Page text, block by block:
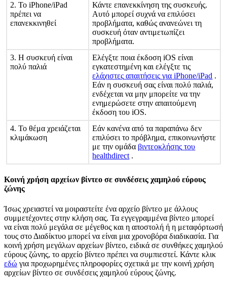
2. Το iPhone/iPad
πρέπει να
επανεκκινηθεί
Κάντε επανεκκίνηση της συσκευής.
Αυτό μπορεί συχνά να επιλύσει
προβλήματα, καθώς ανανεώνει τη
συσκευή όταν αντιμετωπίζει
προβλήματα.
3. Η συσκευή είναι
πολύ παλιά
Ελέγξτε ποια έκδοση iOS είναι
εγκατεστημένη και ελέγξτε τις
ελάχιστες απαιτήσεις για iPhone/iPad .
Εάν η συσκευή σας είναι πολύ παλιά,
ενδέχεται να μην μπορείτε να την
ενημερώσετε στην απαιτούμενη
έκδοση του iOS.
4. Το θέμα χρειάζεται
κλιμάκωση
Εάν κανένα από τα παραπάνω δεν
επιλύσει το πρόβλημα, επικοινωνήστε
με την ομάδα βιντεοκλήσης του
healthdirect .
Κοινή χρήση αρχείων βίντεο σε συνδέσεις χαμηλού εύρους
ζώνης
Ίσως χρειαστεί να μοιραστείτε ένα αρχείο βίντεο με άλλους
συμμετέχοντες στην κλήση σας. Τα εγγεγραμμένα βίντεο μπορεί
να είναι πολύ μεγάλα σε μέγεθος και η αποστολή ή η μεταφόρτωσή
τους στο Διαδίκτυο μπορεί να είναι μια χρονοβόρα διαδικασία. Για
κοινή χρήση μεγάλων αρχείων βίντεο, ειδικά σε συνθήκες χαμηλού
εύρους ζώνης, το αρχείο βίντεο πρέπει να συμπιεστεί. Κάντε κλικ
εδώ για προχωρημένες πληροφορίες σχετικά με την κοινή χρήση
αρχείων βίντεο σε συνδέσεις χαμηλού εύρους ζώνης.